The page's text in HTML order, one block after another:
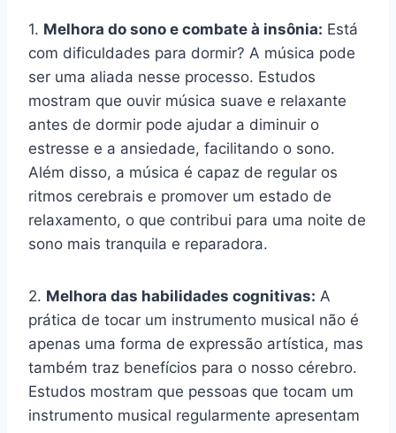
1. Melhora do sono e combate à insônia: Está
com dificuldades para dormir? A música pode
ser uma aliada nesse processo. Estudos
mostram que ouvir música suave e relaxante
antes de dormir pode ajudar a diminuir o
estresse e a ansiedade, facilitando o sono.
Além disso, a música é capaz de regular os
ritmos cerebrais e promover um estado de
relaxamento, o que contribui para uma noite de
sono mais tranquila e reparadora.
2. Melhora das habilidades cognitivas: A
prática de tocar um instrumento musical não é
apenas uma forma de expressão artística, mas
também traz benefícios para o nosso cérebro.
Estudos mostram que pessoas que tocam um
instrumento musical regularmente apresentam